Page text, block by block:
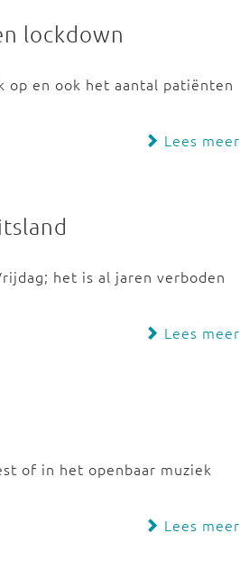
lockdown
op en ook het aantal patiënten
Lees meer
het is al jaren verboden
Lees meer
of in het openbaar muziek
Lees meer